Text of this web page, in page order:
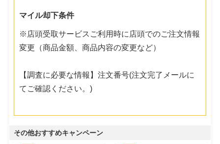
マイル却下条件
※店頭受取サービスご利用時に店頭でのご注文情報
変更（商品金額、商品内容の変更など）
【調査に必要な情報】注文番号(注文完了メールに
てご確認ください。)
その他おすすめキャンペーン